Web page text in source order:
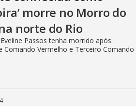
morre no Morro do
norte do Rio
Passos tenha morrido após
Comando Vermelho e Terceiro Comando